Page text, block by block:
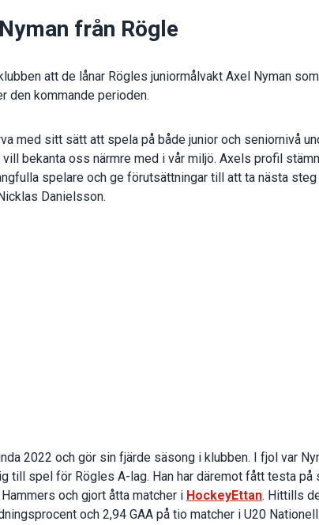
från Rögle
att de lånar Rögles juniormålvakt Axel Nyman
den kommande perioden.
med sitt sätt att spela på både junior och seniornivå
bekanta oss närmre med i vår miljö. Axels profil
spelare och ge förutsättningar till att ta nästa
Danielsson.
2022 och gör sin fjärde säsong i klubben. I fjol var
till spel för Rögles A-lag. Han har däremot fått testa på
och gjort åtta matcher i HockeyEttan. Hittills
och 2,94 GAA på tio matcher i U20 Nationell.